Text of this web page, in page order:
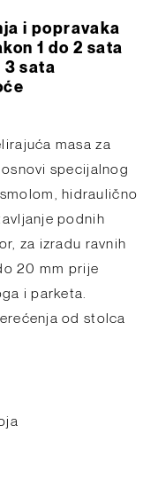
i popravaka
1 do 2 sata
3 sata
masa za
specijalnog
hidraulično
podnih
za izradu ravnih
20 mm prije
i parketa.
od stolca